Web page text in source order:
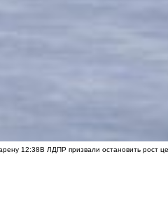
12:38В ЛДПР призвали остановить рост